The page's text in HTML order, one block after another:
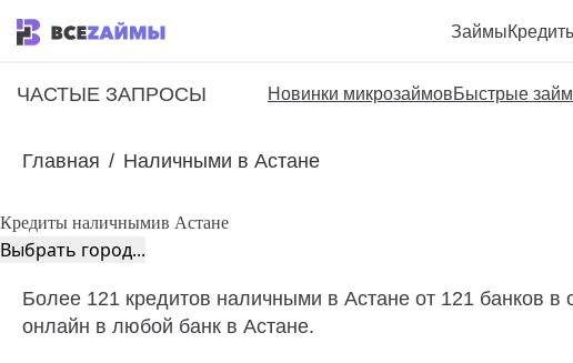
Займы
ЧАСТЫЕ ЗАПРОСЫ Новинки микрозаймовБыстрые
Главная / Наличными в Астане
Кредиты наличнымив Астане
Выбрать город...
Более 121 кредитов наличными в Астане от 121 банков
онлайн в любой банк в Астане.